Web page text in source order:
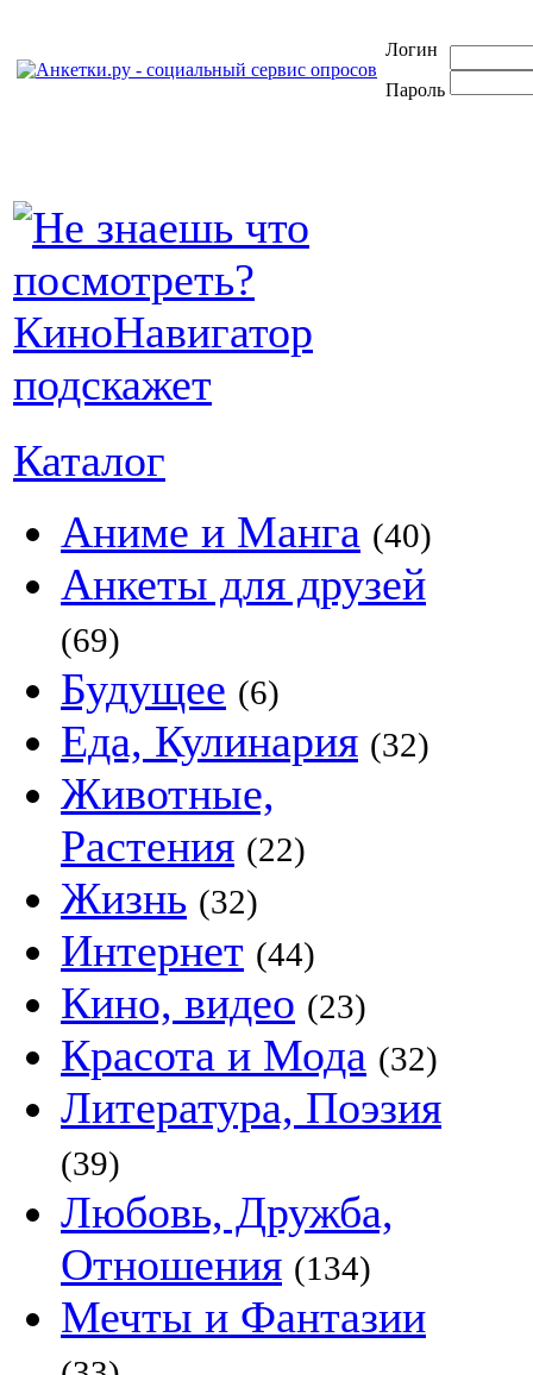
Логин
Пароль
Каталог
Аниме и Манга (40)
Анкеты для друзей
(69)
Будущее (6)
Еда, Кулинария (32)
Животные,
Растения (22)
Жизнь (32)
Интернет (44)
Кино, видео (23)
Красота и Мода (32)
Литература, Поэзия
(39)
Любовь, Дружба,
Отношения (134)
Мечты и Фантазии